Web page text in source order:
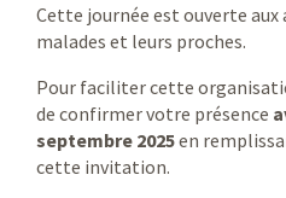
Cette journée est ouverte aux
malades et leurs proches.
Pour faciliter cette
de confirmer votre présence
septembre 2025en
cette invitation.